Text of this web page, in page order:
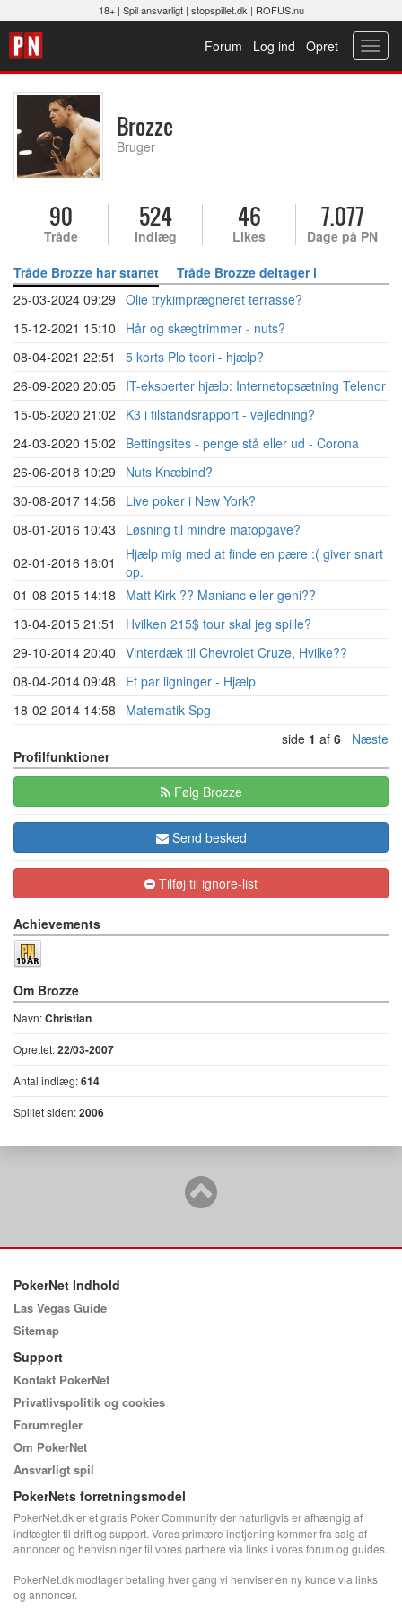
18+ | Spil ansvarligt| stopspillet.dk | ROFUS.nu
Opret
Log ind
Forum
Brozze
Bruger
90
Tråde
524
Indlæg
46
Likes
7.077
Dage på PN
Tråde Brozze har startet
Tråde Brozze deltager i
25-03-2024 09:29 Olie trykimprægneret terrasse?
15-12-2021 15:10
Hår og skægtrimmer - nuts?
08-04-2021 22:51
5 korts Plo teori - hjælp?
26-09-2020 20:05 IT-eksperter hjælp: Internetopsætning Telenor
15-05-2020 21:02
K3 i tilstandsrapport - vejledning?
24-03-2020 15:02
Bettingsites - penge stå eller ud - Corona
26-06-2018 10:29
Nuts Knæbind?
30-08-2017 14:56
Live poker i New York?
08-01-2016 10:43
Løsning til mindre matopgave?
02-01-2016 16:01
Hjælp mig med at finde en pære :( giver snart
op.
01-08-2015 14:18
Matt Kirk ?? Manianc eller geni??
13-04-2015 21:51
Hvilken 215$ tour skal jeg spille?
29-10-2014 20:40 Vinterdæk til Chevrolet Cruze, Hvilke??
08-04-2014 09:48
Et par ligninger - Hjælp
18-02-2014 14:58
Matematik Spg
side 1 af 6
Næste
Profilfunktioner
Følg Brozze
Send besked
Tilføj til ignore-list
Achievements
Om Brozze
Navn:Christian
Oprettet:22/03-2007
Antal indlæg:614
Spillet siden:2006
PokerNet Indhold
Las Vegas Guide
Sitemap
Support
Kontakt PokerNet
Privatlivspolitik og cookies
Forumregler
Om PokerNet
Ansvarligt spil
PokerNets forretningsmodel
PokerNet.dk er et gratis Poker Community der naturligvis er afhængig af
indtægter til drift og support. Vores primære indtjening kommer fra salg af
annoncer og henvisninger til vores partnere via links i vores forum og guides.
PokerNet.dk modtager betaling hver gang vi henviser en ny kunde via links
og annoncer.